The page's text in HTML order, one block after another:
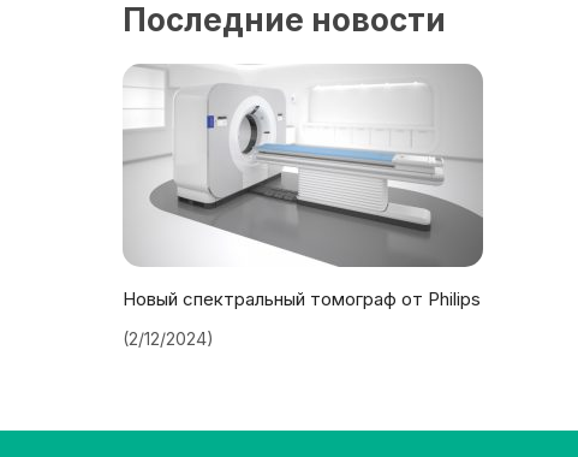
Последние новости
Новый спектральный томограф от Philips
(2/12/2024)